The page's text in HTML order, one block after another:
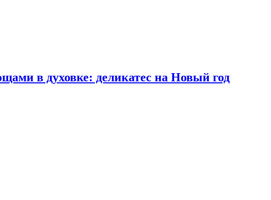
в духовке: деликатес на Новый год